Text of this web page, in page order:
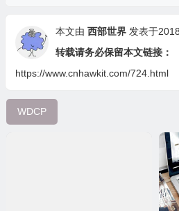
本文由 西部世界 发表于
转载请务必保留本文链接：
https://www.cnhawkit.com/724.html
WDCP